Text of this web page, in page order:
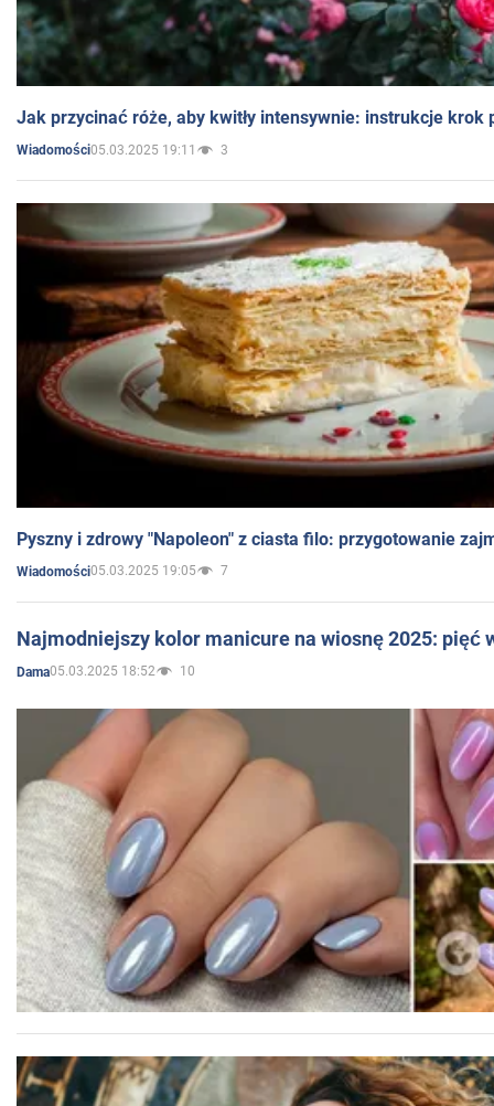
Jak przycinać róże, aby kwitły intensywnie: instrukcje krok
Wiadomości05.03.2025 19:11 3
Pyszny i zdrowy "Napoleon" z ciasta filo: przygotowanie
Wiadomości05.03.2025 19:05 7
Najmodniejszy kolor manicure na wiosnę 2025: pięć
Dama05.03.2025 18:52 10